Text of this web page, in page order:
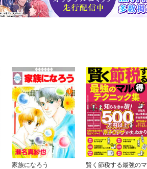
家族になろう
賢く節税する最強のマ